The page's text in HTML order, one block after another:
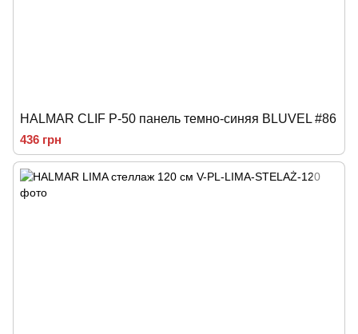
HALMAR CLIF P-50 панель темно-синяя BLUVEL #86
436 грн